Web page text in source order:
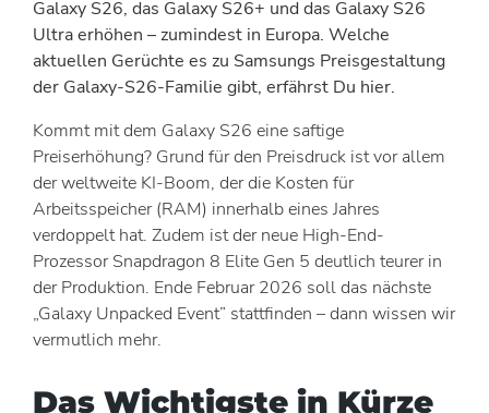
Galaxy S26, das Galaxy S26+ und das Galaxy S26
Ultra erhöhen – zumindest in Europa. Welche
aktuellen Gerüchte es zu Samsungs Preisgestaltung
der Galaxy-S26-Familie gibt, erfährst Du hier.
Kommt mit dem Galaxy S26 eine saftige
Preiserhöhung? Grund für den Preisdruck ist vor allem
der weltweite KI-Boom, der die Kosten für
Arbeitsspeicher (RAM) innerhalb eines Jahres
verdoppelt hat. Zudem ist der neue High-End-
Prozessor Snapdragon 8 Elite Gen 5 deutlich teurer in
der Produktion. Ende Februar 2026 soll das nächste
„Galaxy Unpacked Event” stattfinden – dann wissen wir
vermutlich mehr.
Das Wichtigste in Kürze